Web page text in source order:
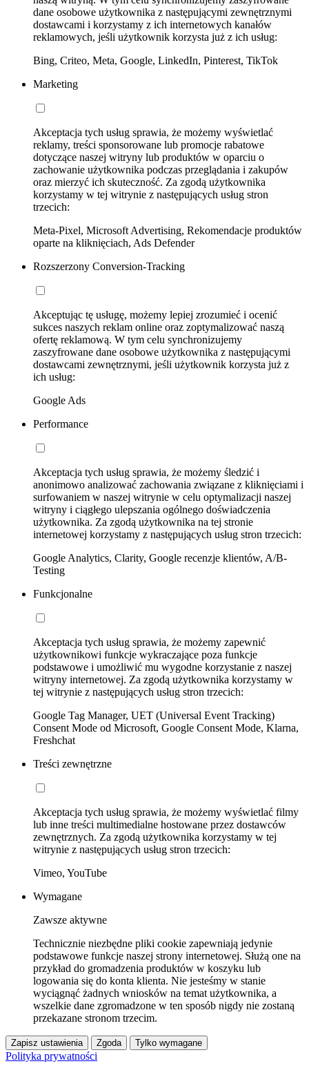
dane osobowe użytkownika z następującymi zewnętrznymi
dostawcami i korzystamy z ich internetowych kanałów
reklamowych, jeśli użytkownik korzysta już z ich usług:
Bing, Criteo, Meta, Google, LinkedIn, Pinterest, TikTok
Marketing
Akceptacja tych usług sprawia, że możemy wyświetlać
reklamy, treści sponsorowane lub promocje rabatowe
dotyczące naszej witryny lub produktów w oparciu o
zachowanie użytkownika podczas przeglądania i zakupów
oraz mierzyć ich skuteczność. Za zgodą użytkownika
korzystamy w tej witrynie z następujących usług stron
trzecich:
Meta-Pixel, Microsoft Advertising, Rekomendacje produktów
oparte na kliknięciach, Ads Defender
Rozszerzony Conversion-Tracking
Akceptując tę usługę, możemy lepiej zrozumieć i ocenić
sukces naszych reklam online oraz zoptymalizować naszą
ofertę reklamową. W tym celu synchronizujemy
zaszyfrowane dane osobowe użytkownika z następującymi
dostawcami zewnętrznymi, jeśli użytkownik korzysta już z
ich usług:
Google Ads
Performance
Akceptacja tych usług sprawia, że możemy śledzić i
anonimowo analizować zachowania związane z kliknięciami i
surfowaniem w naszej witrynie w celu optymalizacji naszej
witryny i ciągłego ulepszania ogólnego doświadczenia
użytkownika. Za zgodą użytkownika na tej stronie
internetowej korzystamy z następujących usług stron trzecich:
Google Analytics, Clarity, Google recenzje klientów, A/B-
Testing
Funkcjonalne
Akceptacja tych usług sprawia, że możemy zapewnić
użytkownikowi funkcje wykraczające poza funkcje
podstawowe i umożliwić mu wygodne korzystanie z naszej
witryny internetowej. Za zgodą użytkownika korzystamy w
tej witrynie z następujących usług stron trzecich:
Google Tag Manager, UET (Universal Event Tracking)
Consent Mode od Microsoft, Google Consent Mode, Klarna,
Freshchat
Treści zewnętrzne
Akceptacja tych usług sprawia, że możemy wyświetlać filmy
lub inne treści multimedialne hostowane przez dostawców
zewnętrznych. Za zgodą użytkownika korzystamy w tej
witrynie z następujących usług stron trzecich:
Vimeo, YouTube
Wymagane
Zawsze aktywne
Technicznie niezbędne pliki cookie zapewniają jedynie
podstawowe funkcje naszej strony internetowej. Służą one na
przykład do gromadzenia produktów w koszyku lub
logowania się do konta klienta. Nie jesteśmy w stanie
wyciągnąć żadnych wniosków na temat użytkownika, a
wszelkie dane zgromadzone w ten sposób nigdy nie zostaną
przekazane stronom trzecim.
Zapisz ustawienia Zgoda Tylko wymagane
Polityka prywatności